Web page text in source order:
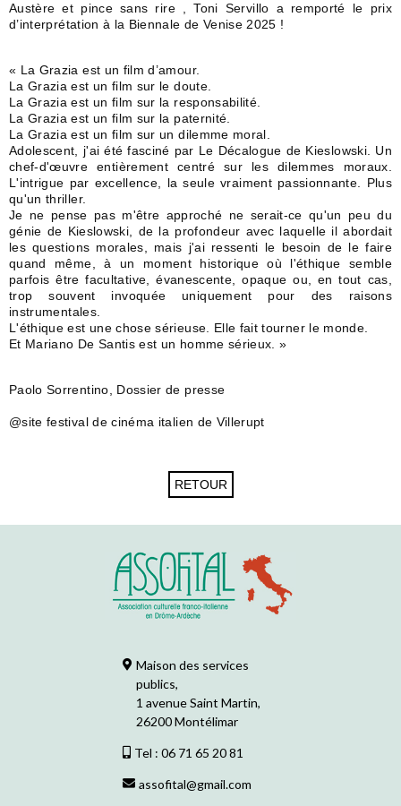
Austère et pince sans rire , Toni Servillo a remporté le prix
d’interprétation à la Biennale de Venise 2025 !
« La Grazia est un film d’amour.
La Grazia est un film sur le doute.
La Grazia est un film sur la responsabilité.
La Grazia est un film sur la paternité.
La Grazia est un film sur un dilemme moral.
Adolescent, j'ai été fasciné par Le Décalogue de Kieslowski. Un
chef-d'œuvre entièrement centré sur les dilemmes moraux.
L'intrigue par excellence, la seule vraiment passionnante. Plus
qu'un thriller.
Je ne pense pas m'être approché ne serait-ce qu'un peu du
génie de Kieslowski, de la profondeur avec laquelle il abordait
les questions morales, mais j'ai ressenti le besoin de le faire
quand même, à un moment historique où l'éthique semble
parfois être facultative, évanescente, opaque ou, en tout cas,
trop souvent invoquée uniquement pour des raisons
instrumentales.
L'éthique est une chose sérieuse. Elle fait tourner le monde.
Et Mariano De Santis est un homme sérieux. »
Paolo Sorrentino, Dossier de presse
@site festival de cinéma italien de Villerupt
Maison des services
publics,
1 avenue Saint Martin,
26200 Montélimar
Tel : 06 71 65 20 81
assofital@gmail.com